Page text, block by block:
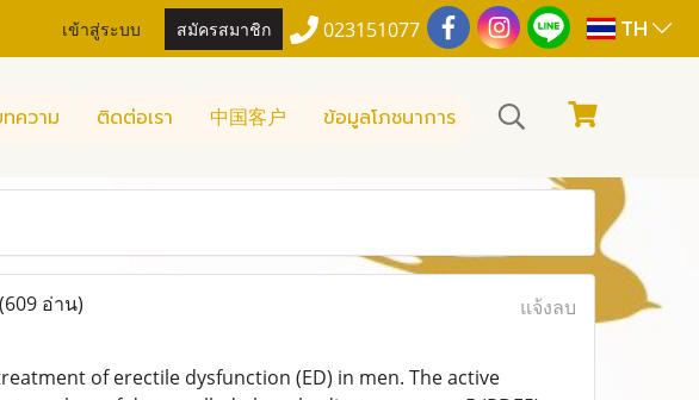
เข้าสู่ระบบ สมัครสมาชิก 023151077 TH
ทความ ติดต่อเรา 中国客户 ข้อมูลโภชนาการ
(609 อ่าน) แจ้งลบ
of erectile dysfunction (ED) in men. The active